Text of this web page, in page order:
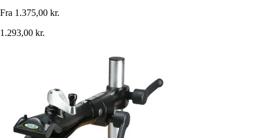
Fra 1.375,00 kr.
1.293,00 kr.